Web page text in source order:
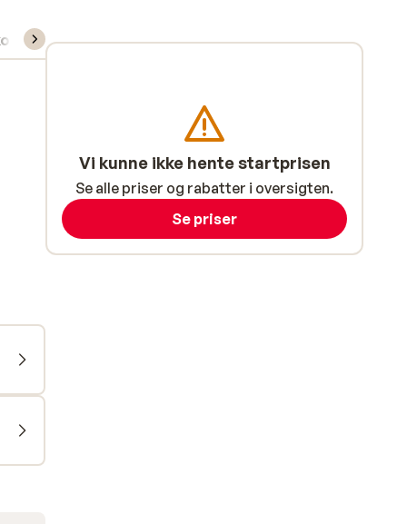
skileje/undervisning
Vi kunne ikke hente startprisen
Se alle priser og rabatter i oversigten.
Se priser